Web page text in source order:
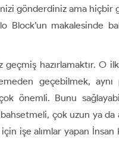
gönderdiniz ama hiçbir
Block’un makalesinde
hazırlamaktır. O
geçebilmek, aynı
önemli. Bunu
çok uzun ya da
işe alımlar yapan İnsan